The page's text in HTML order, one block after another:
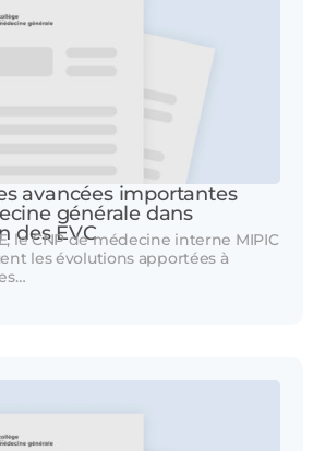
avancées importantes
générale dans
des EVC
le CNP de médecine interne MIPIC
les évolutions apportées à